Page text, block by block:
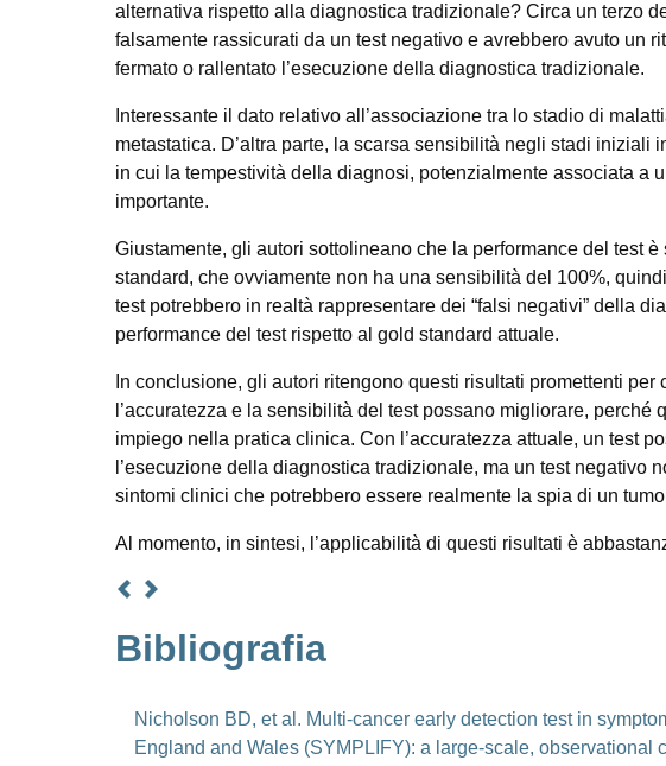
alternativa rispetto alla diagnostica tradizionale? Circa un terzo
falsamente rassicurati da un test negativo e avrebbero avuto un
fermato o rallentato l’esecuzione della diagnostica tradizionale.
Interessante il dato relativo all’associazione tra lo stadio di
metastatica. D’altra parte, la scarsa sensibilità negli stadi
in cui la tempestività della diagnosi, potenzialmente associata a
importante.
Giustamente, gli autori sottolineano che la performance del test
standard, che ovviamente non ha una sensibilità del 100%,
test potrebbero in realtà rappresentare dei “falsi negativi” della
performance del test rispetto al gold standard attuale.
In conclusione, gli autori ritengono questi risultati promettenti
l’accuratezza e la sensibilità del test possano migliorare,
impiego nella pratica clinica. Con l’accuratezza attuale, un test
l’esecuzione della diagnostica tradizionale, ma un test negativo
sintomi clinici che potrebbero essere realmente la spia di un
Al momento, in sintesi, l’applicabilità di questi risultati è
Bibliografia
Nicholson BD, et al. Multi-cancer early detection test in
England and Wales (SYMPLIFY): a large-scale, observational